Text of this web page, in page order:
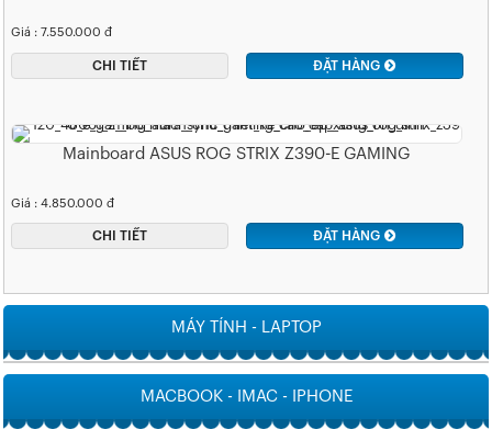
Giá : 7.550.000 đ
CHI TIẾT ĐẶT HÀNG
Mainboard ASUS ROG STRIX Z390-E GAMING
Giá : 4.850.000 đ
CHI TIẾT ĐẶT HÀNG
MÁY TÍNH - LAPTOP
MACBOOK - IMAC - IPHONE